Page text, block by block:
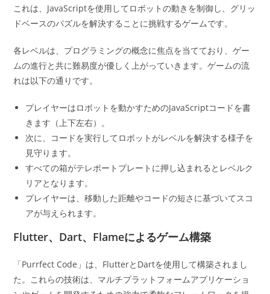
これは、JavaScriptを使用してロボットの動きを制御し、グリッ
ドベースのパズルを解決することに挑戦するゲームです。
各レベルは、プログラミングの概念に焦点を当てており、ゲー
ムの進行と共に難易度が優しく上がっていきます。ゲームの流
れは以下の通りです。
プレイヤーはロボットを動かすためのJavaScriptコードを書
きます（上下左右）。
次に、コードを実行してロボットがレベルを解決する様子を
見守ります。
すべての箱がテレポートプレートに押し込まれるとレベルク
リアとなります。
プレイヤーは、移動した距離やコードの短さに基づいてスコ
アが与えられます。
Flutter、Dart、Flameによるゲーム構築
「Purrfect Code」は、FlutterとDartを使用して構築されまし
た。これらの技術は、マルチプラットフォームアプリケーショ